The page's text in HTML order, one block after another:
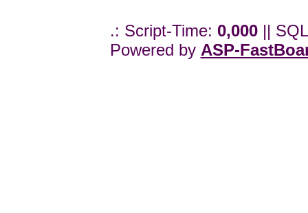
.: Script-Time: 0,000||
Powered by ASP-